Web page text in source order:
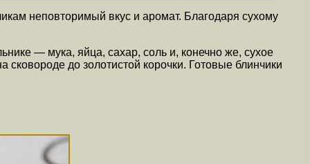
неповторимый вкус и аромат. Благодаря сухому
— мука, яйца, сахар, соль и, конечно же, сухое
до золотистой корочки. Готовые блинчики